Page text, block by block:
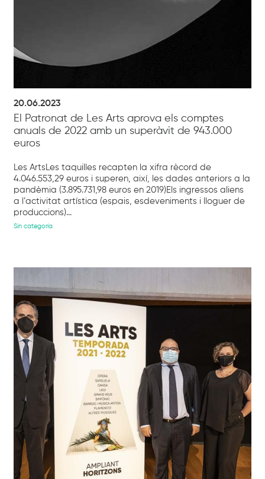
20.06.2023
El Patronat de Les Arts aprova els comptes
anuals de 2022 amb un superàvit de 943.000
euros
Les ArtsLes taquilles recapten la xifra rècord de
4.046.553,29 euros i superen, així, les dades anteriors a la
pandèmia (3.895.731,98 euros en 2019)Els ingressos aliens
a l’activitat artística (espais, esdeveniments i lloguer de
produccions)...
Sin categoría